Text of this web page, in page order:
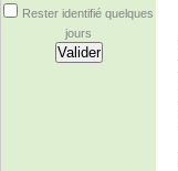
Rester identifié quelques
jours